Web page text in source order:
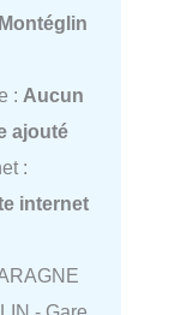
: Aucun
ajouté
:
internet